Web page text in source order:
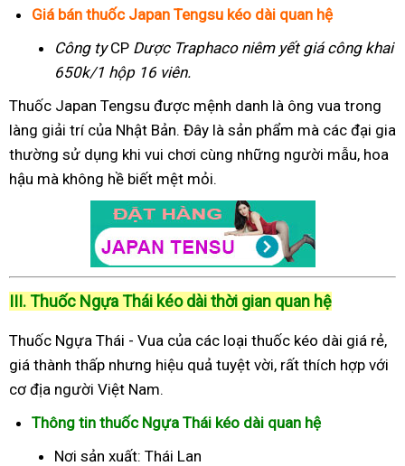
Giá bán thuốc Japan Tengsu kéo dài quan hệ
Công tyCP Dược Traphaconiêm yết giá công khai
650k/1 hộp 16 viên.
Thuốc Japan Tengsu được mệnh danh là ông vua trong
làng giải trí của Nhật Bản. Đây là sản phẩm mà các đại gia
thường sử dụng khi vui chơi cùng những người mẫu, hoa
hậu mà không hề biết mệt mỏi.
III. Thuốc Ngựa Thái kéo dài thời gian quan hệ
Thuốc Ngựa Thái - Vua của các loại thuốc kéo dài giá rẻ,
giá thành thấp nhưng hiệu quả tuyệt vời, rất thích hợp với
cơ địa người Việt Nam.
Thông tin thuốc Ngựa Thái kéo dài quan hệ
Nơi sản xuất: Thái Lan